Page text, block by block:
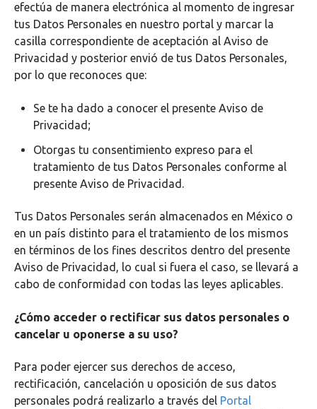
efectúa de manera electrónica al momento de ingresar
tus Datos Personales en nuestro portal y marcar la
casilla correspondiente de aceptación al Aviso de
Privacidad y posterior envió de tus Datos Personales,
por lo que reconoces que:
Se te ha dado a conocer el presente Aviso de
Privacidad;
Otorgas tu consentimiento expreso para el
tratamiento de tus Datos Personales conforme al
presente Aviso de Privacidad.
Tus Datos Personales serán almacenados en México o
en un país distinto para el tratamiento de los mismos
en términos de los fines descritos dentro del presente
Aviso de Privacidad, lo cual si fuera el caso, se llevará a
cabo de conformidad con todas las leyes aplicables.
¿Cómo acceder o rectificar sus datos personales o
cancelar u oponerse a su uso?
Para poder ejercer sus derechos de acceso,
rectificación, cancelación u oposición de sus datos
personales podrá realizarlo a través del Portal